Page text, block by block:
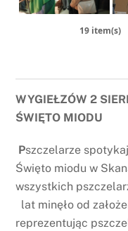
19 item(s)
WYGIEŁZÓW 2
ŚWIĘTO MIODU
Pszczelarze
Święto miodu w
wszystkich
lat minęło od
reprezentując